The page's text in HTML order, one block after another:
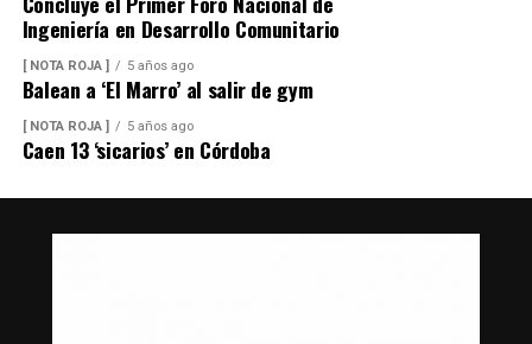
Ingeniería en Desarrollo Comunitario
[ NOTA ROJA ] 5 años ago
Balean a ‘El Marro’ al salir de gym
[ NOTA ROJA ] 5 años ago
Caen 13 ‘sicarios’ en Córdoba